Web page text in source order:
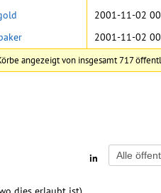
angezeigt von insgesamt 717
2001-11-02
2001-11-02
in